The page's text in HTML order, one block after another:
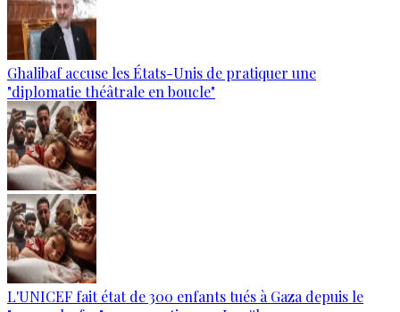
Ghalibaf accuse les États-Unis de pratiquer une
"diplomatie théâtrale en boucle"
L'UNICEF fait état de 300 enfants tués à Gaza depuis le